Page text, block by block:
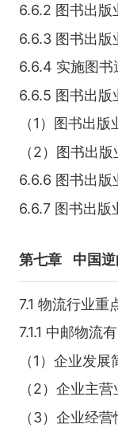
6.6.2 图书出版
6.6.3 图书出版
6.6.4 实施图书
6.6.5 图书出版
（1）图书出
（2）图书出
6.6.6 图书出版
6.6.7 图书出版
第七章 中国
7.1 物流行业重
7.1.1 中邮物流
（1）企业发
（2）企业主
（3）企业经